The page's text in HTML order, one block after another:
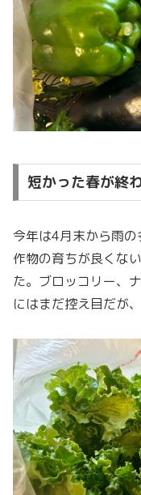
短かった春が終
今年は4月末から雨の
作物の育ちが良くな
た。ブロッコリー、
にはまだ控え目だが